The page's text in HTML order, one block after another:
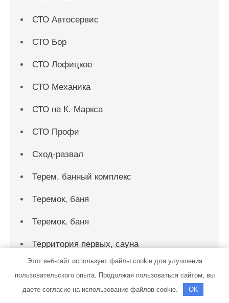
СТО Автосервис
СТО Бор
СТО Лофицкое
СТО Механика
СТО на К. Маркса
СТО Профи
Сход-развал
Терем, банный комплекс
Теремок, баня
Теремок, баня
Территория первых, сауна
Технопарк, автотехцентр для корейских,
японских и немецких автомобилей
Этот веб-сайт использует файлы cookie для улучшения
пользовательского опыта. Продолжая пользоваться сайтом, вы
даете согласие на использование файлов cookie.
OK